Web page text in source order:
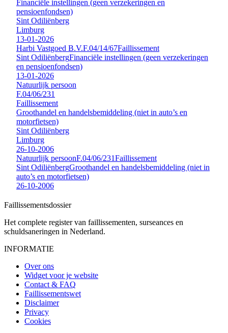
Financiële instellingen (geen verzekeringen en
pensioenfondsen)
Sint Odiliënberg
Limburg
13-01-2026
Harbi Vastgoed B.V.F.04/14/67Faillissement
Sint OdiliënbergFinanciële instellingen (geen verzekeringen
en pensioenfondsen)
13-01-2026
Natuurlijk persoon
F.04/06/231
Faillissement
Groothandel en handelsbemiddeling (niet in auto’s en
motorfietsen)
Sint Odiliënberg
Limburg
26-10-2006
Natuurlijk persoonF.04/06/231Faillissement
Sint OdiliënbergGroothandel en handelsbemiddeling (niet in
auto’s en motorfietsen)
26-10-2006
Faillissementsdossier
Het complete register van faillissementen, surseances en
schuldsaneringen in Nederland.
INFORMATIE
Over ons
Widget voor je website
Contact & FAQ
Faillissementswet
Disclaimer
Privacy
Cookies